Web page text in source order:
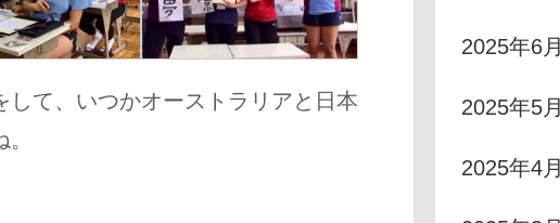
て、いつかオーストラリアと日本
2025年6月
2025年5月
2025年4月